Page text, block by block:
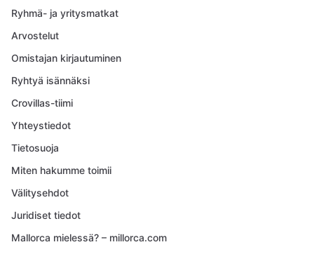
Ryhmä- ja yritysmatkat
Arvostelut
Omistajan kirjautuminen
Ryhtyä isännäksi
Crovillas-tiimi
Yhteystiedot
Tietosuoja
Miten hakumme toimii
Välitysehdot
Juridiset tiedot
Mallorca mielessä? – millorca.com